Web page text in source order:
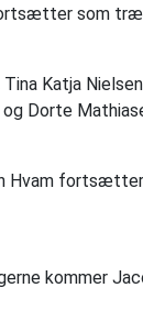
som
Katja
Dorte
Hvam
kommer